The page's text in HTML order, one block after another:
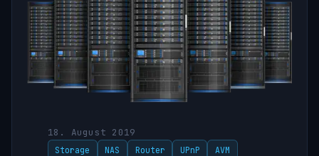
18. August 2019
Storage NAS Router UPnP
AVM